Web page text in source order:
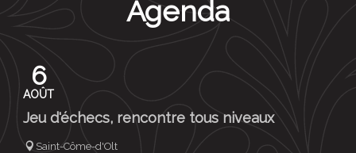
Agenda
Remplir son panier
6
AOÛT
Jeu d'échecs, rencontre tous niveaux
Saint-Côme-d'Olt